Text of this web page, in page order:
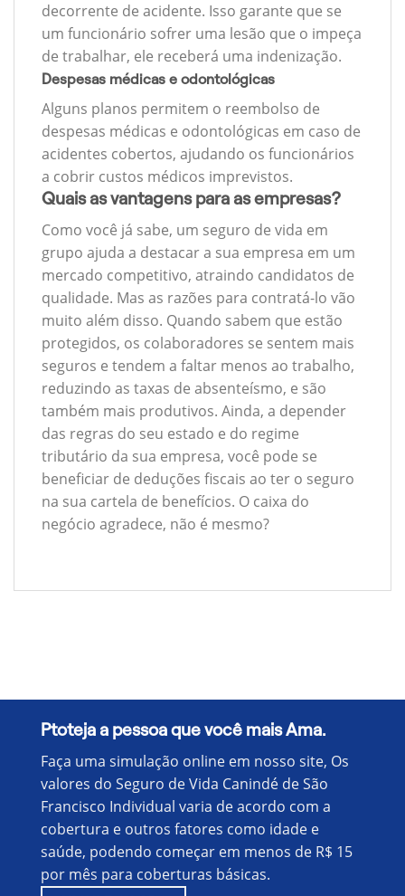
decorrente de acidente. Isso garante que se
um funcionário sofrer uma lesão que o impeça
de trabalhar, ele receberá uma indenização.
Despesas médicas e odontológicas
Alguns planos permitem o reembolso de
despesas médicas e odontológicas em caso de
acidentes cobertos, ajudando os funcionários
a cobrir custos médicos imprevistos.
Quais as vantagens para as empresas?
Como você já sabe, um seguro de vida em
grupo ajuda a destacar a sua empresa em um
mercado competitivo, atraindo candidatos de
qualidade. Mas as razões para contratá-lo vão
muito além disso. Quando sabem que estão
protegidos, os colaboradores se sentem mais
seguros e tendem a faltar menos ao trabalho,
reduzindo as taxas de absenteísmo, e são
também mais produtivos. Ainda, a depender
das regras do seu estado e do regime
tributário da sua empresa, você pode se
beneficiar de deduções fiscais ao ter o seguro
na sua cartela de benefícios. O caixa do
negócio agradece, não é mesmo?
Ptoteja a pessoa que você mais Ama.
Faça uma simulação online em nosso site, Os
valores do Seguro de Vida Canindé de São
Francisco Individual varia de acordo com a
cobertura e outros fatores como idade e
saúde, podendo começar em menos de R$ 15
por mês para coberturas básicas.